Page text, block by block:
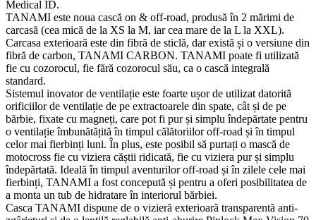
Medical ID.
TANAMI este noua cască on & off-road, produsă în 2 mărimi de
carcasă (cea mică de la XS la M, iar cea mare de la L la XXL).
Carcasa exterioară este din fibră de sticlă, dar există și o versiune din
fibră de carbon, TANAMI CARBON. TANAMI poate fi utilizată
fie cu cozorocul, fie fără cozorocul său, ca o cască integrală
standard.
Sistemul inovator de ventilație este foarte ușor de utilizat datorită
orificiilor de ventilație de pe extractoarele din spate, cât și de pe
bărbie, fixate cu magneți, care pot fi pur și simplu îndepărtate pentru
o ventilație îmbunătățită în timpul călătoriilor off-road și în timpul
celor mai fierbinți luni. În plus, este posibil să purtați o mască de
motocross fie cu viziera căștii ridicată, fie cu viziera pur și simplu
îndepărtată. Ideală în timpul aventurilor off-road și în zilele cele mai
fierbinți, TANAMI a fost concepută și pentru a oferi posibilitatea de
a monta un tub de hidratare în interiorul bărbiei.
Casca TANAMI dispune de o vizieră exterioară transparentă anti-